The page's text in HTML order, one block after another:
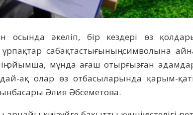
осында әкеліп, бір кездері өз
сабақтастығының символына
ойымша, мұнда ағаш отырғызған
ақ олар өз отбасыларында қарым-
Әлия Әбсеметова.